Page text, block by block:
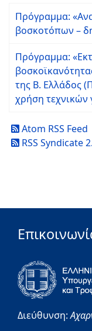
Πρόγραμμα:
βοσκοτόπων –
Πρόγραμμα:
της Β. Ελλάδος
χρήση
Atom RSS Feed
RSS Syndicate
Διεύθυνση: